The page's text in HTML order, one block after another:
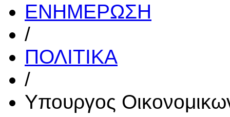
ΕΝΗΜΕΡΩΣΗ
/
ΠΟΛΙΤΙΚΑ
/
Υπουργος